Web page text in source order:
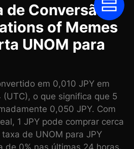
de Conversão
of Memes
UNOM para
em 0,010 JPY em
o que significa que 5
0,050 JPY. Com
1 JPY pode comprar cerca
de UNOM para JPY